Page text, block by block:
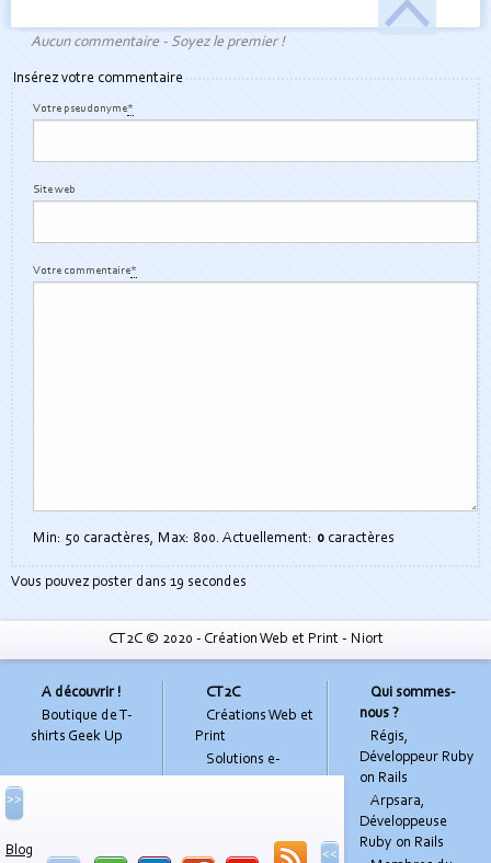
Aucun commentaire - Soyez le premier !
Insérez votre commentaire
Votre pseudonyme*
Site web
Votre commentaire*
Min: 50 caractères, Max: 800. Actuellement: 0caractères
check
ne pas remplir
Vous pouvez poster dans 19 secondes
CT2C © 2020 - Création Web et Print - Niort
A découvrir !
Boutique de T-
shirts Geek Up
CT2C
Créations Web et
Print
Solutions e-
commerce
Qui sommes-
nous ?
Régis,
Développeur Ruby
on Rails
Arpsara,
Développeuse
Ruby on Rails
>>
Blog <<